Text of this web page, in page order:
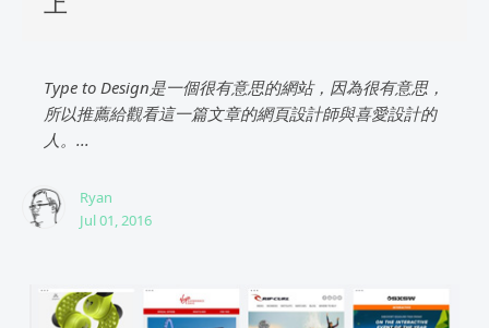
Type to Design是一個很有意思的網站，因為很有意思，
所以推薦給觀看這一篇文章的網頁設計師與喜愛設計的
人。...
Ryan
Jul 01, 2016